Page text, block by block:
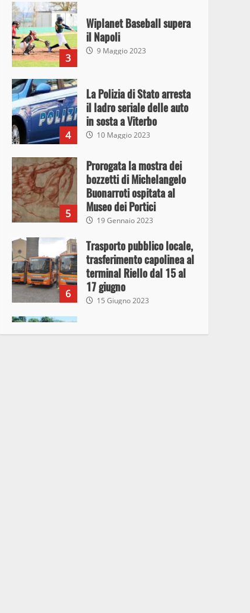
3
Wiplanet Baseball supera
il Napoli
9 Maggio 2023
4
La Polizia di Stato arresta
il ladro seriale delle auto
in sosta a Viterbo
10 Maggio 2023
5
Prorogata la mostra dei
bozzetti di Michelangelo
Buonarroti ospitata al
Museo dei Portici
19 Gennaio 2023
6
Trasporto pubblico locale,
trasferimento capolinea al
terminal Riello dal 15 al
17 giugno
15 Giugno 2023
Giochi Sportivi